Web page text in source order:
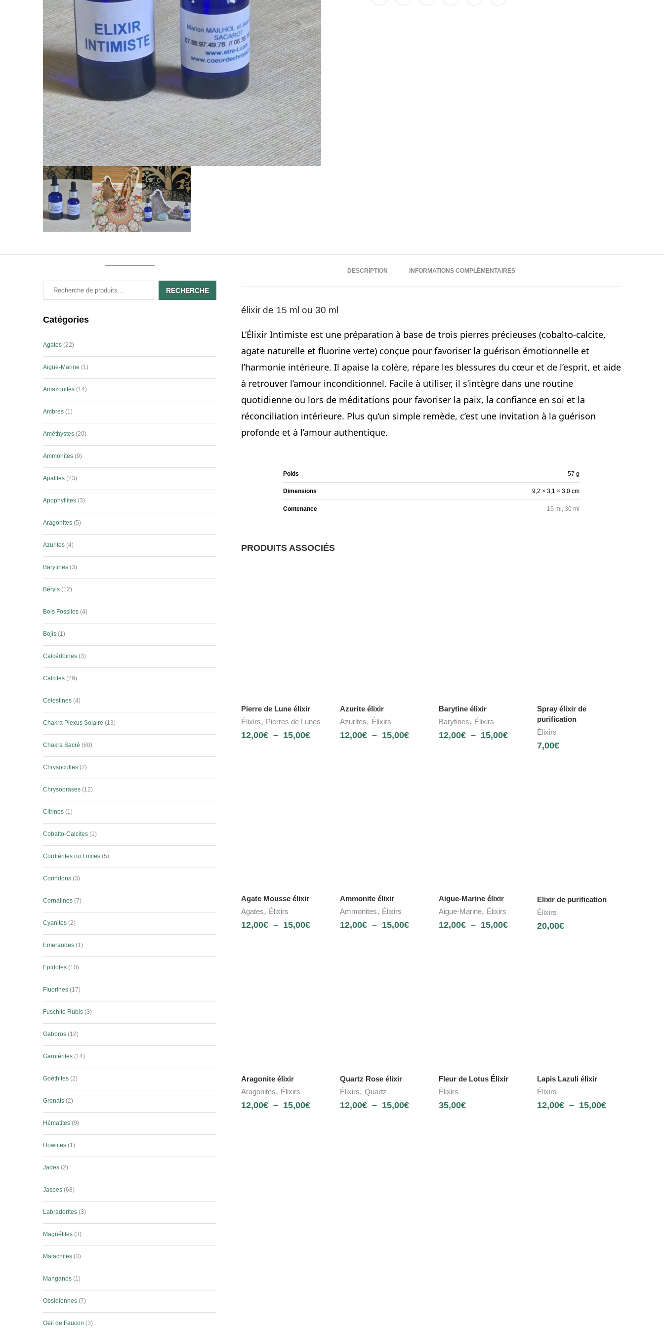
DESCRIPTION INFORMATIONS COMPLÉMENTAIRES
élixir de 15 ml ou 30 ml
L’Élixir Intimiste est une préparation à base de trois pierres précieuses (cobalto-calcite,
agate naturelle et fluorine verte) conçue pour favoriser la guérison émotionnelle et
l’harmonie intérieure. Il apaise la colère, répare les blessures du cœur et de l’esprit, et aide
à retrouver l’amour inconditionnel. Facile à utiliser, il s’intègre dans une routine
quotidienne ou lors de méditations pour favoriser la paix, la confiance en soi et la
réconciliation intérieure. Plus qu’un simple remède, c’est une invitation à la guérison
profonde et à l’amour authentique.
Poids 57 g
Dimensions 9,2 × 3,1 × 3,0 cm
Contenance 15 ml, 30 ml
PRODUITS ASSOCIÉS
Pierre de Lune élixir
Élixirs, Pierres de Lunes
12,00€ – 15,00€
Azurite élixir
Azurites, Élixirs
12,00€ – 15,00€
Barytine élixir
Barytines, Élixirs
12,00€ – 15,00€
Spray élixir de
purification
Élixirs
7,00€
Agate Mousse élixir
Agates, Élixirs
12,00€ – 15,00€
Ammonite élixir
Ammonites, Élixirs
12,00€ – 15,00€
Aigue-Marine élixir
Aigue-Marine, Élixirs
12,00€ – 15,00€
Elixir de purification
Élixirs
20,00€
Aragonite élixir
Aragonites, Élixirs
12,00€ – 15,00€
Quartz Rose élixir
Élixirs, Quartz
12,00€ – 15,00€
Fleur de Lotus Élixir
Élixirs
35,00€
Lapis Lazuli élixir
Élixirs
12,00€ – 15,00€
RECHERCHE
Catégories
Agates 22
Aigue-Marine 1
Amazonites 14
Ambres 1
Améthystes 20
Ammonites 9
Apatites 23
Apophyllites 3
Aragonites 5
Azurites 4
Barytines 3
Béryls 12
Bois Fossiles 4
Bojis 1
Calcédoines 3
Calcites 29
Célestines 4
Chakra Plexus Solaire 13
Chakra Sacré 60
Chrysocolles 2
Chrysoprases 12
Citrines 1
Cobalto-Calcites 1
Cordiérites ou Lolites 5
Corindons 3
Cornalines 7
Cyanites 2
Emeraudes 1
Epidotes 10
Fluorines 17
Fuschite Rubis 3
Gabbros 12
Garniérites 14
Goéthites 2
Grenats 2
Hématites 9
Howlites 1
Jades 2
Jaspes 68
Labradorites 3
Magnétites 3
Malachites 3
Manganos 1
Obsidiennes 7
Oeil de Faucon 3